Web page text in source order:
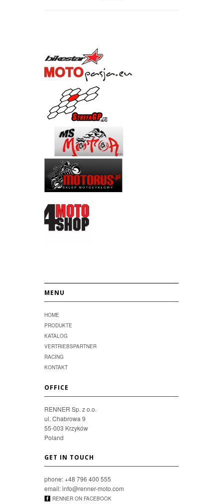
MENU
HOME
PRODUKTE
KATALOG
VERTRIEBSPARTNER
RACING
KONTAKT
OFFICE
RENNER Sp. z o.o.
ul. Chabrowa 9
55-003 Krzyków
Poland
GET IN TOUCH
phone: +48 796 400 555
email: info@renner-moto.com
RENNER ON FACEBOOK